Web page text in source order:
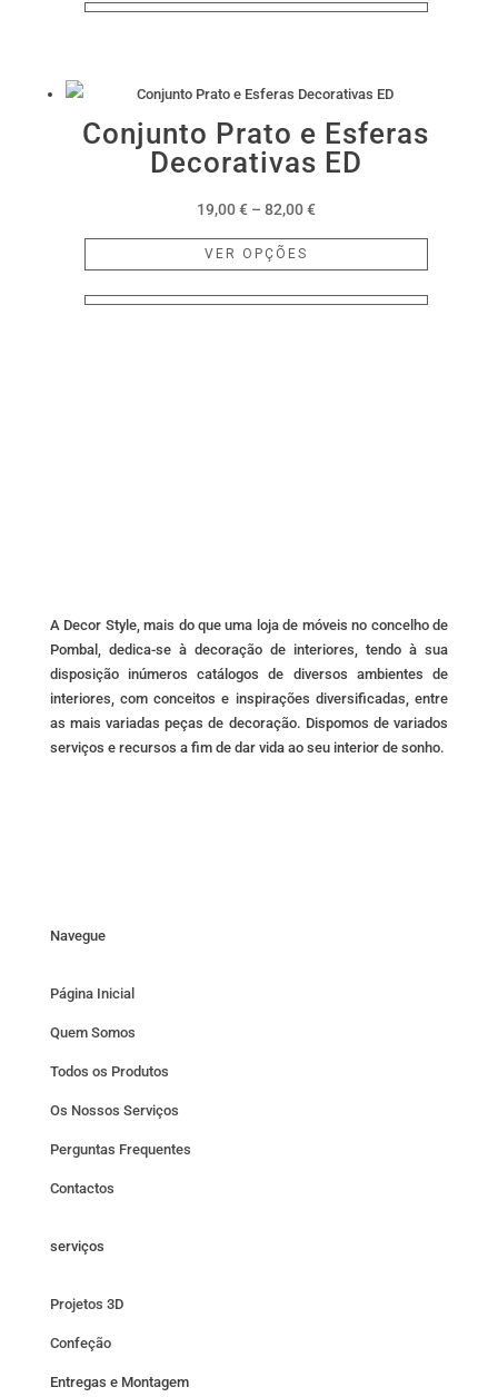
Conjunto Prato e Esferas
Decorativas ED
19,00€ – 82,00€Price
range:
19,00 €
through
VER OPÇÕES
This
has
A Decor Style, mais do que uma loja de móveis no concelho de
Pombal, dedica-se à decoração de interiores, tendo à sua
disposição inúmeros catálogos de diversos ambientes de
interiores, com conceitos e inspirações diversificadas, entre
as mais variadas peças de decoração. Dispomos de variados
serviços e recursos a fim de dar vida ao seu interior de sonho.
Navegue
Página Inicial
Quem Somos
Todos os Produtos
Os Nossos Serviços
Perguntas Frequentes
Contactos
serviços
Projetos 3D
Confeção
Entregas e Montagem